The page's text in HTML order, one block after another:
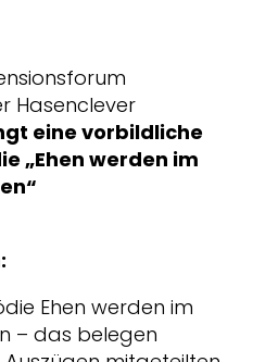
Hasenclever
eine vorbildliche
„Ehen werden im
Ehen werden im
– das belegen